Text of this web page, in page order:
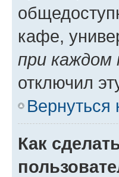
кафе,
при каждом
отключил
Вернуться
Как